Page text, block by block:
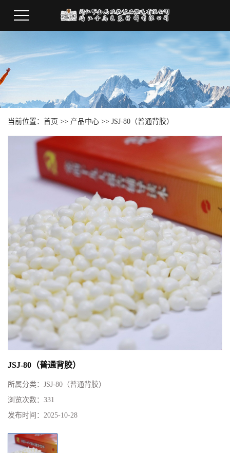
当前位置： 首页 >> 产品中心 >> JSJ-80（普通背胶）
JSJ-80（普通背胶）
所属分类： JSJ-80（普通背胶）
浏览次数： 331
发布时间： 2025-10-28